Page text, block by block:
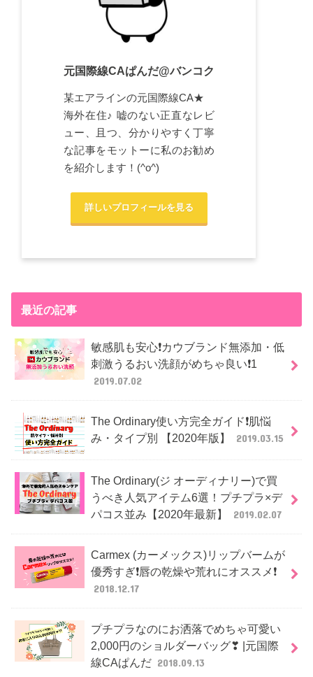
元国際線CAぱんだ@バンコク
某エアラインの元国際線CA★
海外在住♪ 嘘のない正直なレビ
ュー、且つ、分かりやすく丁寧
な記事をモットーに私のお勧め
を紹介します！(^o^)
詳しいプロフィールを見る
最近の記事
敏感肌も安心❗カウブランド無添加・低
刺激うるおい洗顔がめちゃ良い❗1
2019.07.02
The Ordinary使い方完全ガイド❗肌悩
み・タイプ別 【2020年版】
2019.03.15
The Ordinary(ジ オーディナリー)で買
うべき人気アイテム6選！プチプラ×デ
パコス並み【2020年最新】
2019.02.07
Carmex (カーメックス)リップバームが
優秀すぎ❗唇の乾燥や荒れにオススメ❗
2018.12.17
プチプラなのにお洒落でめちゃ可愛い
2,000円のショルダーバッグ❣ |元国際
線CAぱんだ 2018.09.13